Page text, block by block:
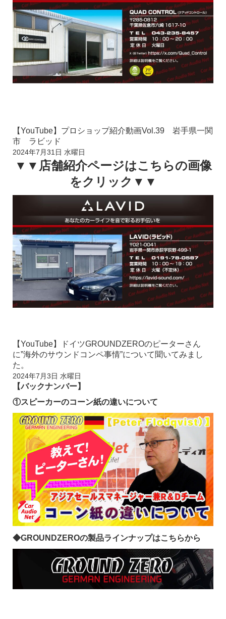
【YouTube】プロショップ紹介動画Vol.39 岩手県一関
市 ラビッド
2024年7月31日 水曜日
▼▼店舗紹介ページはこちらの画像
をクリック▼▼
【YouTube】ドイツGROUNDZEROのピーターさん
に”海外のサウンドコンペ事情”について聞いてみまし
た。
2024年7月3日 水曜日
【バックナンバー】
①スピーカーのコーン紙の違いについて
◆GROUNDZEROの製品ラインナップはこちらから